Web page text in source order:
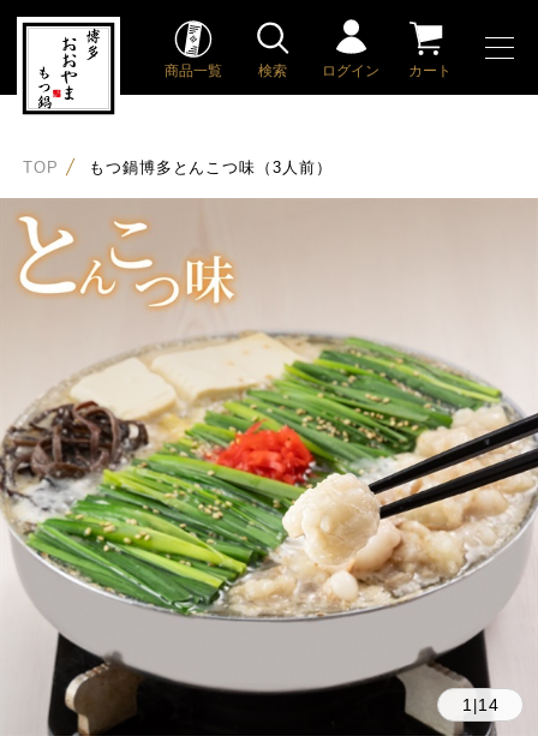
商品一覧 検索 ログイン カート
TOP もつ鍋博多とんこつ味（3人前）
1 |14